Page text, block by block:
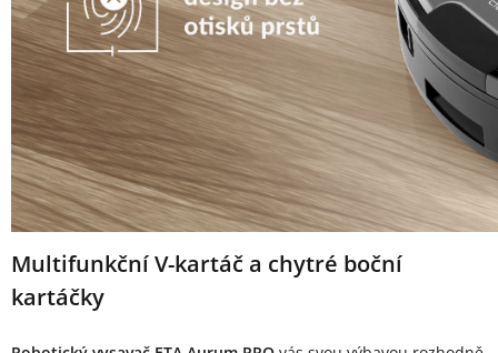
Multifunkční V-kartáč a chytré boční
kartáčky